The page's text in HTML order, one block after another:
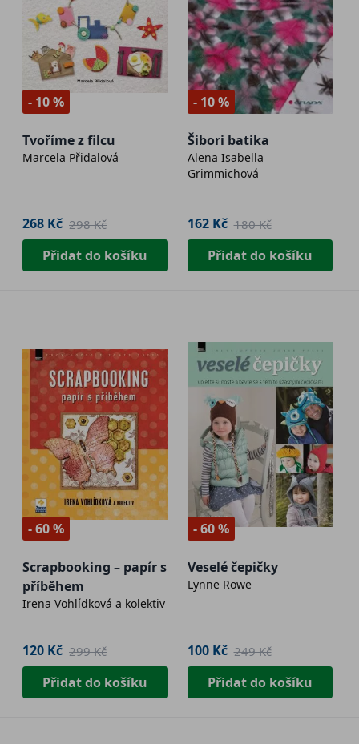
- 10 %
Tvoříme z filcu
Marcela Přidalová
268 Kč 298 Kč
Přidat do košíku
- 10 %
Šibori batika
Alena Isabella
Grimmichová
162 Kč 180 Kč
Přidat do košíku
- 60 %
Scrapbooking – papír s
příběhem
Irena Vohlídková a kolektiv
120 Kč 299 Kč
Přidat do košíku
- 60 %
Veselé čepičky
Lynne Rowe
100 Kč 249 Kč
Přidat do košíku